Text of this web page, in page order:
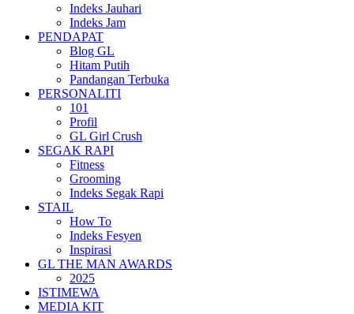
Indeks Jauhari
Indeks Jam
PENDAPAT
Blog GL
Hitam Putih
Pandangan Terbuka
PERSONALITI
101
Profil
GL Girl Crush
SEGAK RAPI
Fitness
Grooming
Indeks Segak Rapi
STAIL
How To
Indeks Fesyen
Inspirasi
GL THE MAN AWARDS
2025
ISTIMEWA
MEDIA KIT